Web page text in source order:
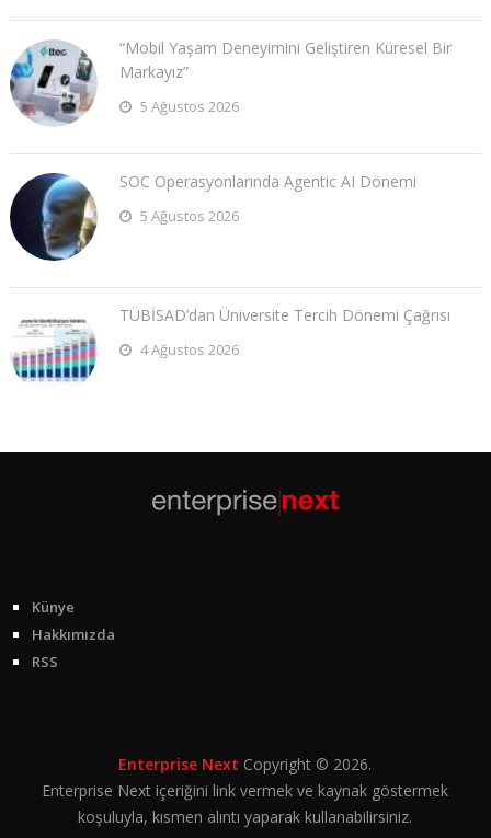
“Mobil Yaşam Deneyimini Geliştiren Küresel Bir
Markayız”
5 Ağustos 2026
SOC Operasyonlarında Agentic AI Dönemi
5 Ağustos 2026
TÜBİSAD’dan Üniversite Tercih Dönemi Çağrısı
4 Ağustos 2026
Künye
Hakkımızda
RSS
Enterprise Next Copyright © 2026.
Enterprise Next içeriğini link vermek ve kaynak göstermek
koşuluyla, kısmen alıntı yaparak kullanabilirsiniz.